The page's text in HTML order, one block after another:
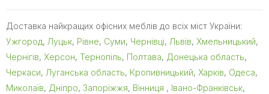
Доставка найкращих офісних меблів до всіх міст України:
Ужгород, Луцьк, Рівне, Суми, Чернівці, Львів, Хмельницький,
Чернігів, Херсон, Тернопіль, Полтава, Донецька область,
Черкаси, Луганська область, Кропивницький, Харків, Одеса,
Миколаїв, Дніпро, Запоріжжя, Вінниця , Івано-Франківськ,